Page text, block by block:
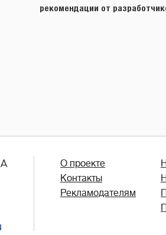
рекомендации от
О проекте
Контакты
Рекламодателям